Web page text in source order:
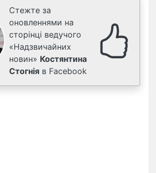
Стежте за
оновленнями на
сторінці ведучого
«Надзвичайних
новин» Костянтина
Стогнія в Facebook